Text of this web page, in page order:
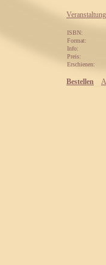
ISBN:
Format:
Info:
Preis:
Erschienen:
Bestellen